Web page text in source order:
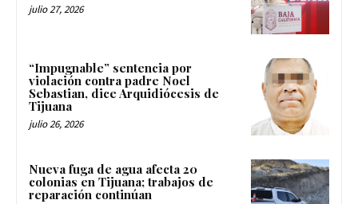
julio 27, 2026
“Impugnable” sentencia por
violación contra padre Noel
Sebastian, dice Arquidiócesis de
Tijuana
julio 26, 2026
Nueva fuga de agua afecta 20
colonias en Tijuana; trabajos de
reparación continúan